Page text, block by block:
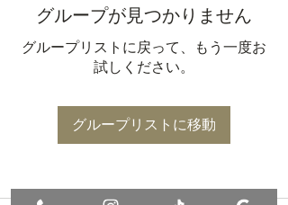
グループが見つかりません
グループリストに戻って、もう一度お
試しください。
グループリストに移動